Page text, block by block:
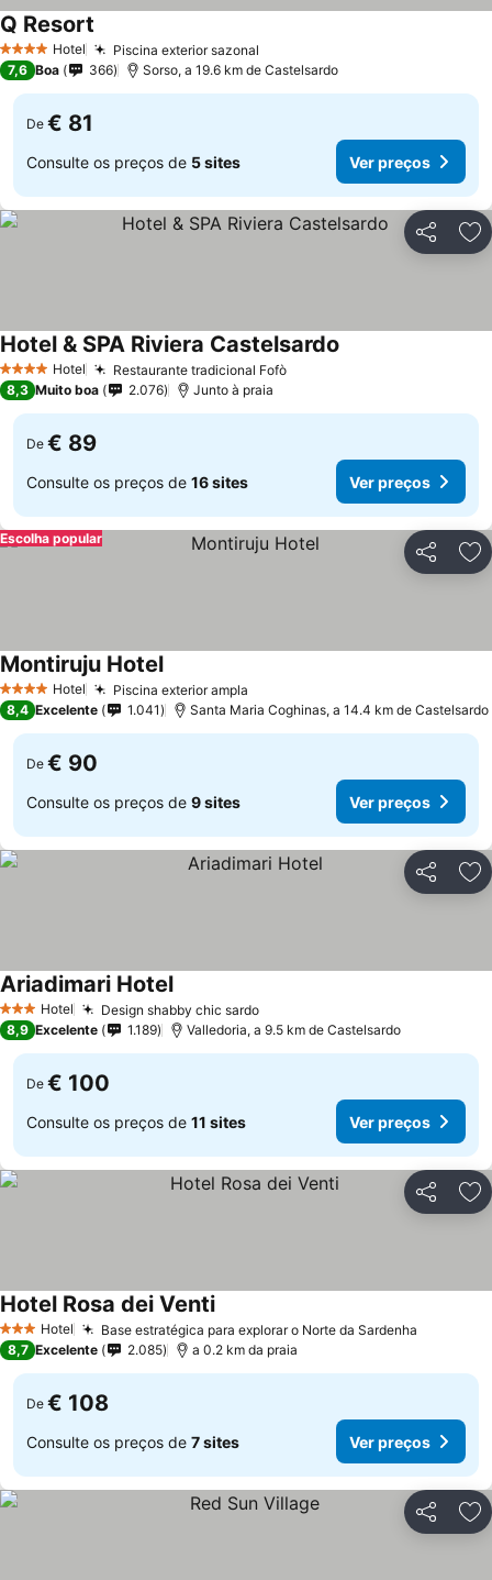
4 EstrelasHotel Piscina exterior sazonal
Q Resort
7,6 Boa 366 Sorso, a 19.6 km de Castelsardo
De € 81
Consulte os preços de 5 sites Ver preços
Partilhar
4 EstrelasHotel Restaurante tradicional FofòVer preços
Hotel & SPA Riviera Castelsardo
8,3 Muito boa 2.076 Junto à praia
De € 89
Consulte os preços de 16 sites Ver preços
Partilhar
Escolha popular
4 EstrelasHotel Piscina exterior ampla
Montiruju HotelVer preços
8,4 Excelente 1.041 Santa Maria Coghinas, a 14.4 km de Castelsardo
De € 90
Consulte os preços de 9 sites Ver preços
Partilhar
3 EstrelasHotel Design shabby chic sardoVer preços
Ariadimari HotelVer preços
8,9 Excelente 1.189 Valledoria, a 9.5 km de Castelsardo
De € 100
Consulte os preços de 11 sites Ver preços
Partilhar
3 EstrelasHotel Base estratégica para explorar o Norte da Sardenha
Hotel Rosa dei VentiVer preços
8,7 Excelente 2.085 a 0.2 km da praia
De € 108
Consulte os preços de 7 sites Ver preços
Partilhar